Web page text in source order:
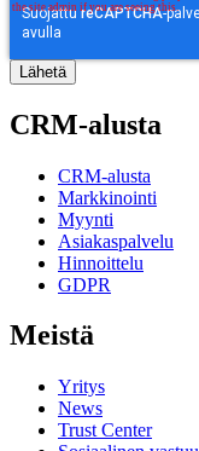
CRM-alusta
CRM-alusta
Markkinointi
Myynti
Asiakaspalvelu
Hinnoittelu
GDPR
Meistä
Yritys
News
Trust Center